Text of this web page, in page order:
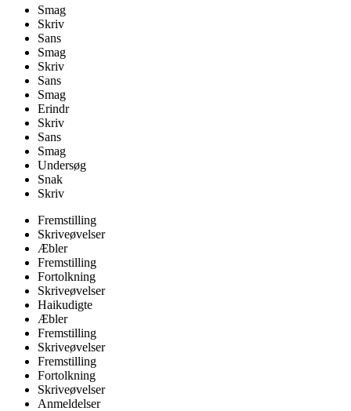
Smag
Skriv
Sans
Smag
Skriv
Sans
Smag
Erindr
Skriv
Sans
Smag
Undersøg
Snak
Skriv
Fremstilling
Skriveøvelser
Æbler
Fremstilling
Fortolkning
Skriveøvelser
Haikudigte
Æbler
Fremstilling
Skriveøvelser
Fremstilling
Fortolkning
Skriveøvelser
Anmeldelser